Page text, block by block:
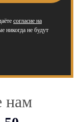
согласие на
никогда не будут
нам